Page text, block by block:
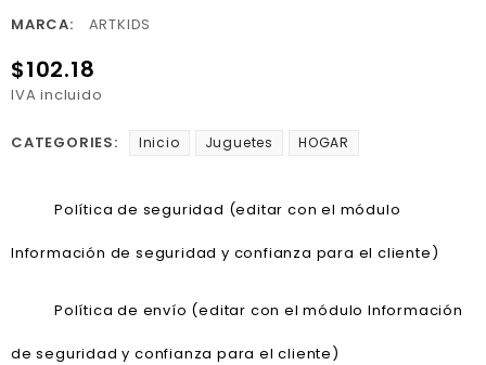
MARCA:
ARTKIDS
$102.18
IVA incluido
CATEGORIES: Inicio Juguetes HOGAR
Política de seguridad (editar con el módulo
Información de seguridad y confianza para el cliente)
Política de envío (editar con el módulo Información
de seguridad y confianza para el cliente)